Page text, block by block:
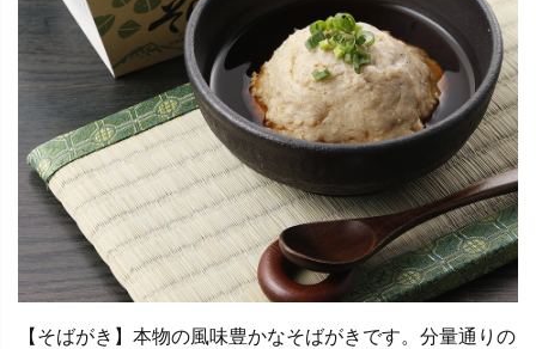
【そばがき】本物の風味豊かなそばがきです。分量通りの